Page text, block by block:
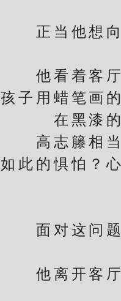
正当他想向
他看着客厅
孩子用蜡笔画
在黑漆
高志籐相当
如此的惧怕？
然
面对这问题
他离开客厅